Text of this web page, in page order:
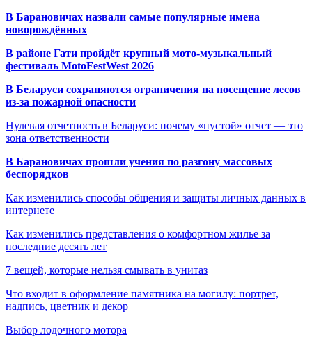
В Барановичах назвали самые популярные имена
новорождённых
В районе Гати пройдёт крупный мото-музыкальный
фестиваль MotoFestWest 2026
В Беларуси сохраняются ограничения на посещение лесов
из-за пожарной опасности
Нулевая отчетность в Беларуси: почему «пустой» отчет — это
зона ответственности
В Барановичах прошли учения по разгону массовых
беспорядков
Как изменились способы общения и защиты личных данных в
интернете
Как изменились представления о комфортном жилье за
последние десять лет
7 вещей, которые нельзя смывать в унитаз
Что входит в оформление памятника на могилу: портрет,
надпись, цветник и декор
Выбор лодочного мотора